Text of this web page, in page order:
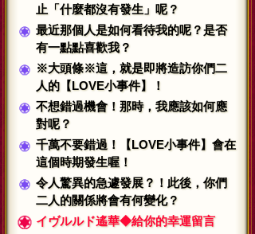
止「什麼都沒有發生」呢？
最近那個人是如何看待我的呢？是否
有一點點喜歡我？
※大頭條※這，就是即將造訪你們二
人的【LOVE小事件】！
不想錯過機會！那時，我應該如何應
對呢？
千萬不要錯過！【LOVE小事件】會在
這個時期發生喔！
令人驚異的急遽發展？！此後，你們
二人的關係將會有何變化？
イヴルルド遙華◆給你的幸運留言